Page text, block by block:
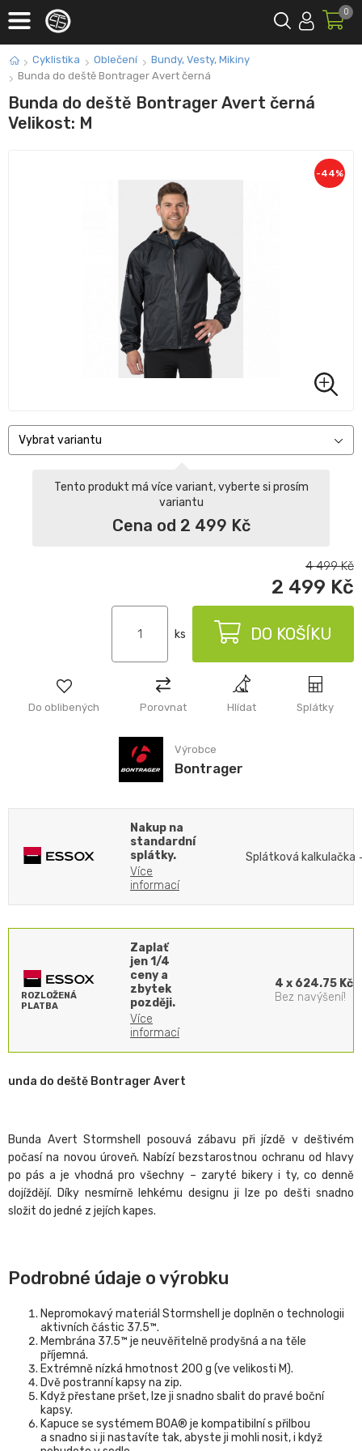
0
Cyklistika Oblečení
Bundy, Vesty, Mikiny
Bunda do deště Bontrager Avert černá
Bunda do deště Bontrager Avert černá
Velikost: M
-44%
Výrobce
Bontrager
Do oblibených Porovnat Hlídat Splátky
Vybrat variantu
Tento produkt má více variant, vyberte si prosím
variantu
Cena od 2 499 Kč
4 499Kč
2 499 Kč
ks DO KOŠÍKU
Nakup na
standardní
splátky.
Více
informací
Splátková kalkulačka
ROZLOŽENÁ
PLATBA
Zaplať
jen 1/4
ceny a
zbytek
později.
Více
informací
4 x 624.75 Kč
Bez navýšení!
unda do deště Bontrager Avert
Bunda Avert Stormshell posouvá zábavu při jízdě v deštivém
počasí na novou úroveň. Nabízí bezstarostnou ochranu od hlavy
po pás a je vhodná pro všechny – zaryté bikery i ty, co denně
dojíždějí. Díky nesmírně lehkému designu ji lze po dešti snadno
složit do jedné z jejích kapes.
Podrobné údaje o výrobku
Nepromokavý materiál Stormshell je doplněn o technologii
aktivních částic 37.5™.
Membrána 37.5™ je neuvěřitelně prodyšná a na těle
příjemná.
Extrémně nízká hmotnost 200 g (ve velikosti M).
Dvě postranní kapsy na zip.
Když přestane pršet, lze ji snadno sbalit do pravé boční
kapsy.
Kapuce se systémem BOA® je kompatibilní s přilbou
a snadno si ji nastavíte tak, abyste ji mohli nosit, i když